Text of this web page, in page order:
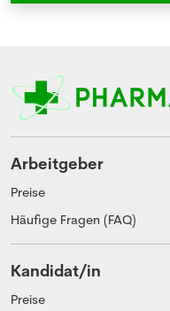
Arbeitgeber
Preise
Häufige Fragen (FAQ)
Kandidat/in
Preise